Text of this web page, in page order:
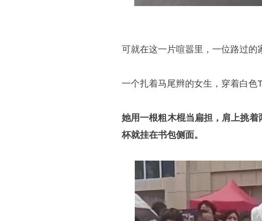
可就在这一片喧嚣里，一位路过的
一个扎着马尾辫的女生，穿着白色
她用一根粗木棍当扁担，肩上挑
杯就挂在书包侧面。